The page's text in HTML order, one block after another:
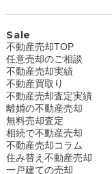
Sale
不動産売却TOP
任意売却のご相談
不動産売却実績
不動産買取り
不動産売却査定実績
離婚の不動産売却
無料売却査定
相続で不動産売却
不動産売却コラム
住み替え不動産売却
一戸建ての売却